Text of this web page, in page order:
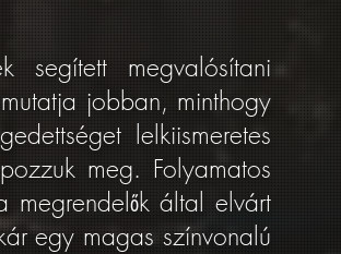
segített megvalósítani
jobban, minthogy
lelkiismeretes
meg. Folyamatos
megrendelők által elvárt
egy magas színvonalú